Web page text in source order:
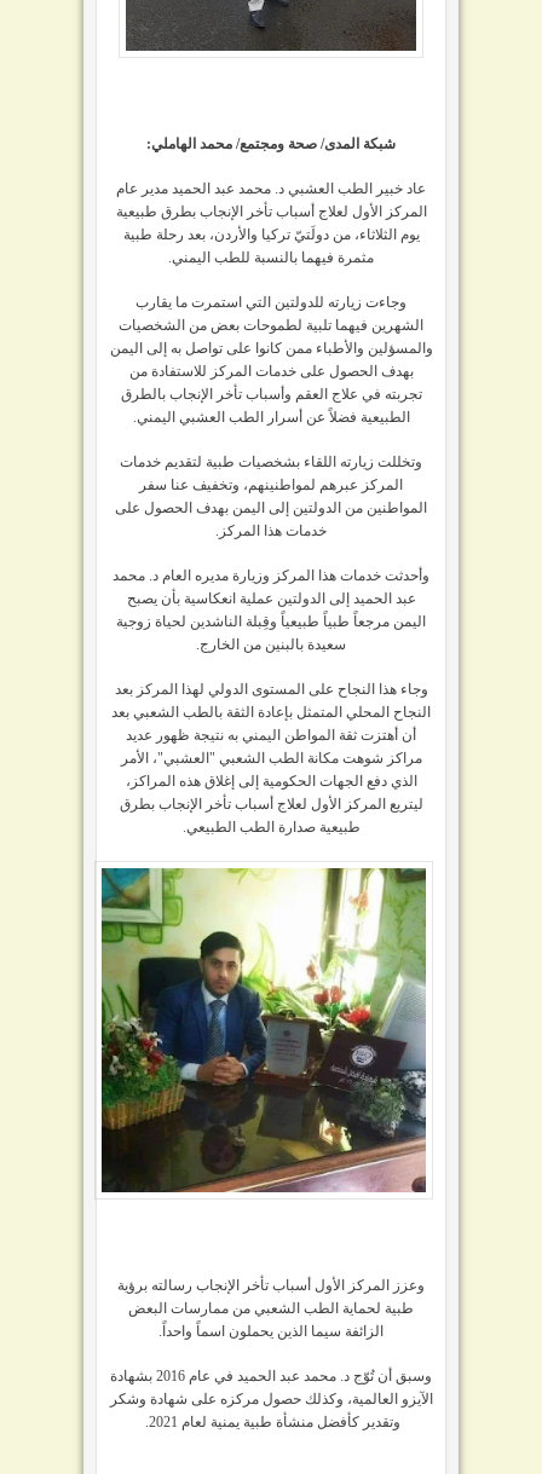
شبكة المدى/ صحة ومجتمع/ محمد الهاملي:
عاد خبير الطب العشبي د. محمد عبد الحميد مدير عام
المركز الأول لعلاج أسباب تأخر الإنجاب بطرق طبيعية
يوم الثلاثاء، من دولَتيّ تركيا والأردن، بعد رحلة طبية
مثمرة فيهما بالنسبة للطب اليمني.
وجاءت زيارته للدولتين التي استمرت ما يقارب
الشهرين فيهما تلبية لطموحات بعض من الشخصيات
والمسؤلين والأطباء ممن كانوا على تواصل به إلى اليمن
بهدف الحصول على خدمات المركز للاستفادة من
تجربته في علاج العقم وأسباب تأخر الإنجاب بالطرق
الطبيعية فضلاً عن أسرار الطب العشبي اليمني.
وتخللت زيارته اللقاء بشخصيات طبية لتقديم خدمات
المركز عبرهم لمواطنينهم، وتخفيف عنا سفر
المواطنين من الدولتين إلى اليمن بهدف الحصول على
خدمات هذا المركز.
وأحدثت خدمات هذا المركز وزيارة مديره العام د. محمد
عبد الحميد إلى الدولتين عملية انعكاسية بأن يصبح
اليمن مرجعاً طبياً طبيعياً وقِبلة الناشدين لحياة زوجية
سعيدة بالبنين من الخارج.
وجاء هذا النجاح على المستوى الدولي لهذا المركز بعد
النجاح المحلي المتمثل بإعادة الثقة بالطب الشعبي بعد
أن أهتزت ثقة المواطن اليمني به نتيجة ظهور عديد
مراكز شوهت مكانة الطب الشعبي "العشبي"، الأمر
الذي دفع الجهات الحكومية إلى إغلاق هذه المراكز،
ليتربع المركز الأول لعلاج أسباب تأخر الإنجاب بطرق
طبيعية صدارة الطب الطبيعي.
وعزز المركز الأول أسباب تأخر الإنجاب رسالته برؤية
طبية لحماية الطب الشعبي من ممارسات البعض
الزائفة سيما الذين يحملون اسماً واحداً.
وسبق أن تُوّج د. محمد عبد الحميد في عام 2016 بشهادة
الآيزو العالمية، وكذلك حصول مركزه على شهادة وشكر
وتقدير كأفضل منشأة طبية يمنية لعام 2021.